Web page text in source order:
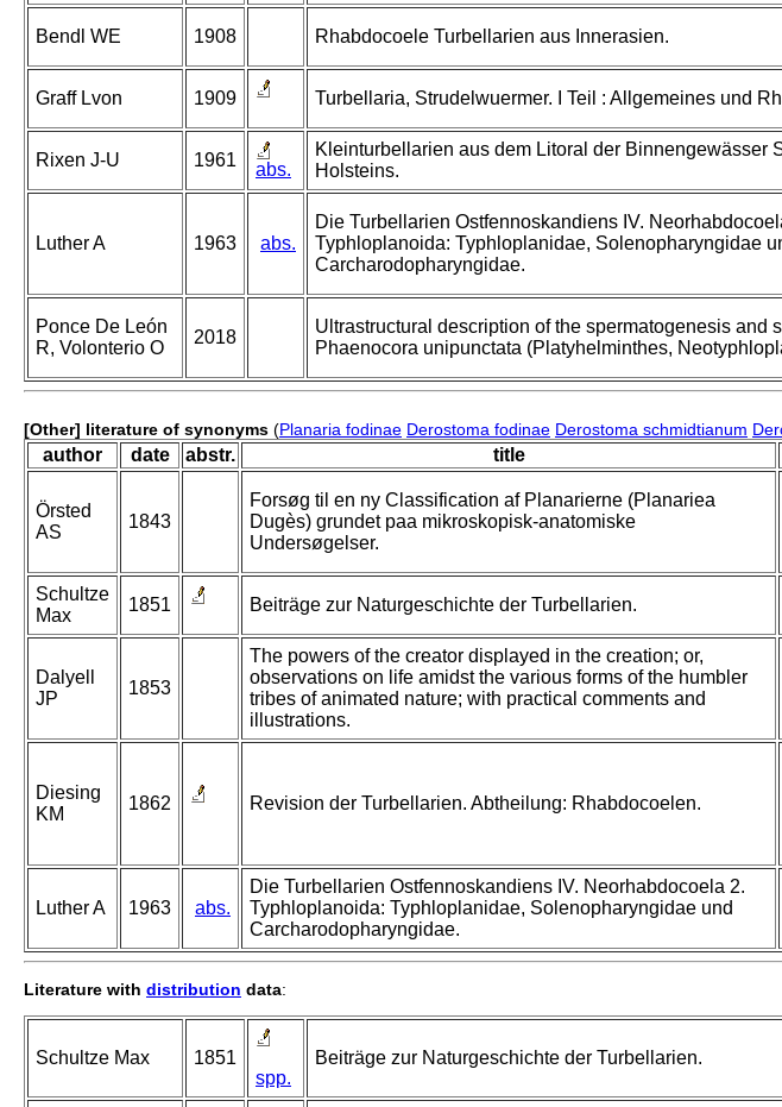
Bendl WE 1908 Rhabdocoele Turbellarien aus Innerasien.
Graff Lvon 1909 Turbellaria, Strudelwuermer. I Teil : Allgemeines und
Rixen J-U 1961 abs.
Kleinturbellarien aus dem Litoral der Binnengewässer
Holsteins.
Luther A 1963 abs.
Die Turbellarien Ostfennoskandiens IV.
Typhloplanoida: Typhloplanidae, Solenopharyngidae
Carcharodopharyngidae.
Ponce De León
R, Volonterio O
2018
Ultrastructural description of the spermatogenesis and
Phaenocora unipunctata (Platyhelminthes,
[Other] literature of synonyms (Planaria fodinae Derostoma fodinae Derostoma schmidtianum
author date abstr. title
Örsted
AS
1843
Forsøg til en ny Classification af Planarierne (Planariea
Dugès) grundet paa mikroskopisk-anatomiske
Undersøgelser.
Schultze
Max
1851 Beiträge zur Naturgeschichte der Turbellarien.
Dalyell
JP
1853
The powers of the creator displayed in the creation; or,
observations on life amidst the various forms of the humbler
tribes of animated nature; with practical comments and
illustrations.
Diesing
KM
1862 Revision der Turbellarien. Abtheilung: Rhabdocoelen.
Luther A 1963 abs.
Die Turbellarien Ostfennoskandiens IV. Neorhabdocoela 2.
Typhloplanoida: Typhloplanidae, Solenopharyngidae und
Carcharodopharyngidae.
Literature with distribution data:
Schultze Max
1851
spp.
Beiträge zur Naturgeschichte der Turbellarien.